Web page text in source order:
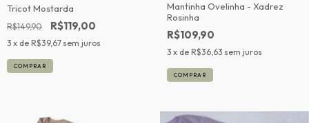
Tricot Mostarda
R$149,90 R$119,00
3 x de R$39,67 sem juros
COMPRAR
Mantinha Ovelinha - Xadrez
Rosinha
R$109,90
3 x de R$36,63 sem juros